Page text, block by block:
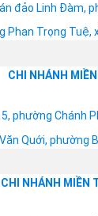
đảo Linh Đàm,
Phan Trọng Tuệ,
CHI NHÁNH
5, phường Chánh
Quới, phường
CHI NHÁNH MIỀN